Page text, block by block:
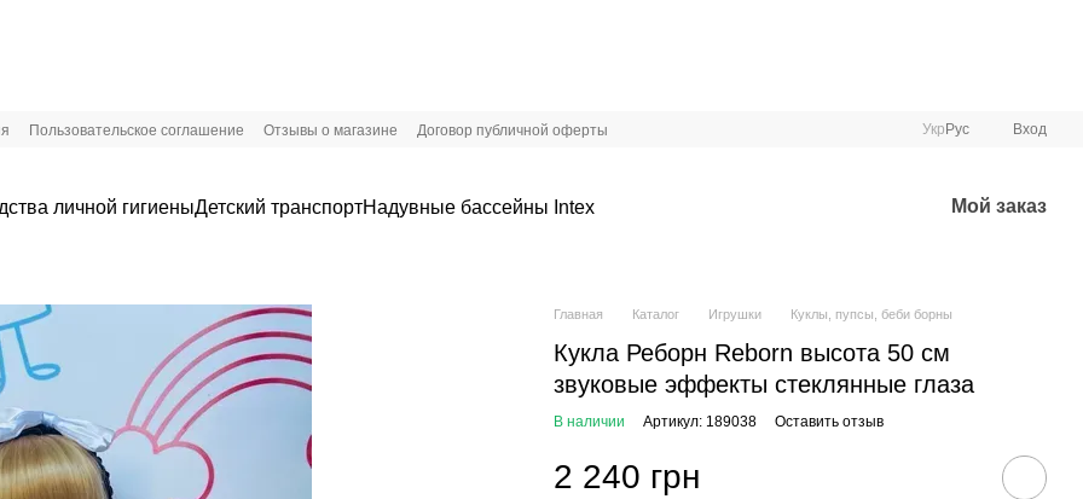
Пользовательское соглашение Отзывы о магазине Договор публичной оферты УкрРус Вход
личной гигиеныДетский транспортНадувные бассейны Intex Мой заказ
Главная Каталог Игрушки Куклы, пупсы, беби борны
Кукла Реборн Reborn высота 50 см
звуковые эффекты стеклянные глаза
В наличии Артикул: 189038 Оставить отзыв
2 240 грн